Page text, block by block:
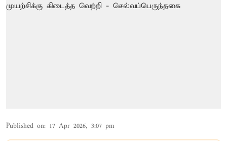
Published on: 17 Apr 2026, 3:07 pm